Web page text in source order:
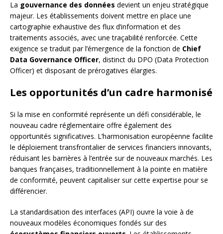
La gouvernance des données devient un enjeu stratégique
majeur. Les établissements doivent mettre en place une
cartographie exhaustive des flux d’information et des
traitements associés, avec une traçabilité renforcée. Cette
exigence se traduit par l’émergence de la fonction de Chief
Data Governance Officer, distinct du DPO (Data Protection
Officer) et disposant de prérogatives élargies.
Les opportunités d’un cadre harmonisé
Si la mise en conformité représente un défi considérable, le
nouveau cadre réglementaire offre également des
opportunités significatives. L’harmonisation européenne facilite
le déploiement transfrontalier de services financiers innovants,
réduisant les barrières à l’entrée sur de nouveaux marchés. Les
banques françaises, traditionnellement à la pointe en matière
de conformité, peuvent capitaliser sur cette expertise pour se
différencier.
La standardisation des interfaces (API) ouvre la voie à de
nouveaux modèles économiques fondés sur des